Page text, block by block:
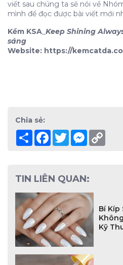
viết sau chúng ta sẽ nói về
mình để đọc được bài viết mới
Kềm KSA Keep Shining
sáng
Website: https://
Chia sẻ:
Share Facebook
TwitterMessenger
TIN LIÊN QUAN:
Bí Kíp
Kỹ